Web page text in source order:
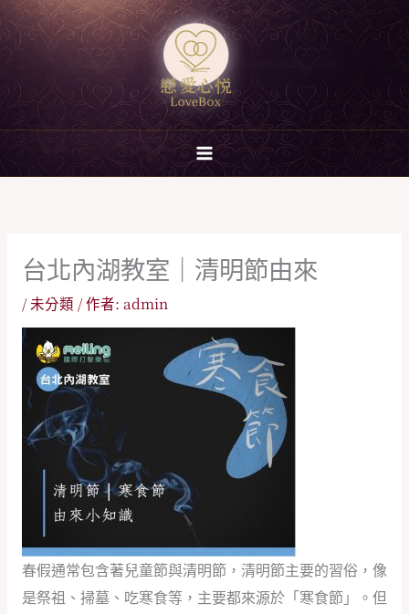
跳
至
主
要
內
台北內湖教室｜清明節由來
/未分類 / 作者: admin
春假通常包含著兒童節與清明節，清明節主要的習俗，像
是祭祖、掃墓、吃寒食等，主要都來源於「寒食節」。但